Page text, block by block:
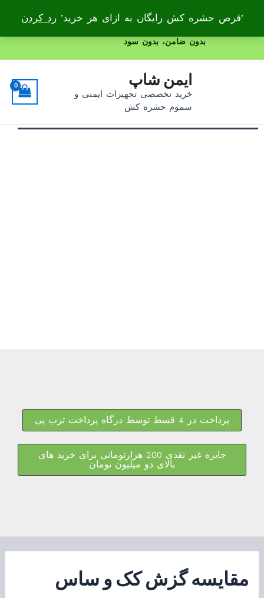
بدون ضامن، بدون سود
"قرص حشره کش رایگان به ازای هر خرید"رد کردن
به
ایمن شاپ
خرید تخصصی تجهیزات ایمنی و
سموم حشره کش
پرداخت در 4 قسط توسط درگاه پرداخت ترب پی
جایزه غیر نقدی 200 هزارتومانی برای خرید های
بالای دو میلیون تومان
مقایسه گزش کک و ساس